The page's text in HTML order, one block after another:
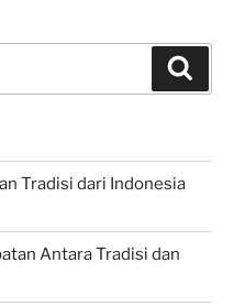
Tradisi dari Indonesia
Antara Tradisi dan